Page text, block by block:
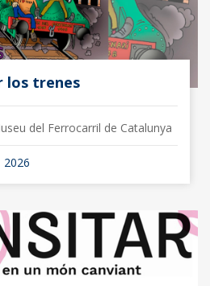
los trenes
del Ferrocarril de Catalunya